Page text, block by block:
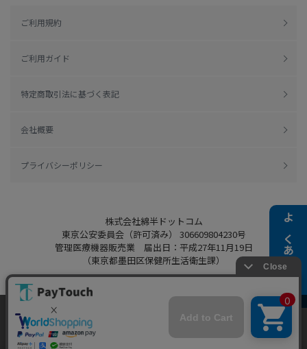
よくある質問
ご利用規約
ご利用ガイド
特定商取引法に基づく表記
会社概要
プライバシーポリシー
株式会社綿半ドットコム
東京公安委員会（許可済み） 306609804230号
管理医療機器販売業 届出日：平成27年11月19日
（東京都墨田区保健所生活衛生課）
Copyright 2022
Powered by Watahan Partners Co., Ltd.
当ウェブサイトでは、お客様により良いサービス
をご提供するため、クッキーを利用しています。
サイト利用を継続することにより、クッキーの使
同意する